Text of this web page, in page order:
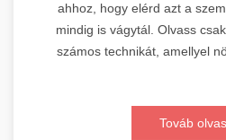
ahhoz, hogy elérd azt a
mindig is vágytál. Olvass
számos technikát, amellyel
Továb